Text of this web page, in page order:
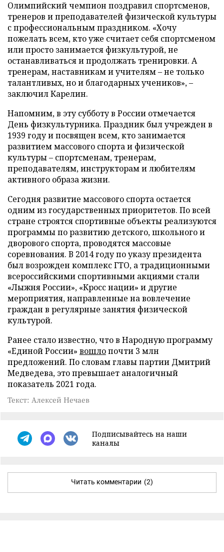
Олимпийский чемпион поздравил спортсменов,
тренеров и преподавателей физической культуры
с профессиональным праздником. «Хочу
пожелать всем, кто уже считает себя спортсменом
или просто занимается физкультурой, не
останавливаться и продолжать тренировки. А
тренерам, наставникам и учителям – не только
талантливых, но и благодарных учеников», –
заключил Карелин.
Напомним, в эту субботу в России отмечается
День физкультурника. Праздник был учрежден в
1939 году и посвящен всем, кто занимается
развитием массового спорта и физической
культуры – спортсменам, тренерам,
преподавателям, инструкторам и любителям
активного образа жизни.
Сегодня развитие массового спорта остается
одним из государственных приоритетов. По всей
стране строятся спортивные объекты реализуются
программы по развитию детского, школьного и
дворового спорта, проводятся массовые
соревнования. В 2014 году по указу президента
был возрожден комплекс ГТО, а традиционными
всероссийскими спортивными акциями стали
«Лыжня России», «Кросс нации» и другие
мероприятия, направленные на вовлечение
граждан в регулярные занятия физической
культурой.
Ранее стало известно, что в Народную программу
«Единой России» вошлопочти 3 млн
предложений. По словам главы партии Дмитрий
Медведева, это превышает аналогичный
показатель 2021 года.
Текст: Алексей Нечаев
Подписывайтесь на наши
каналы
Читать комментарии (2)